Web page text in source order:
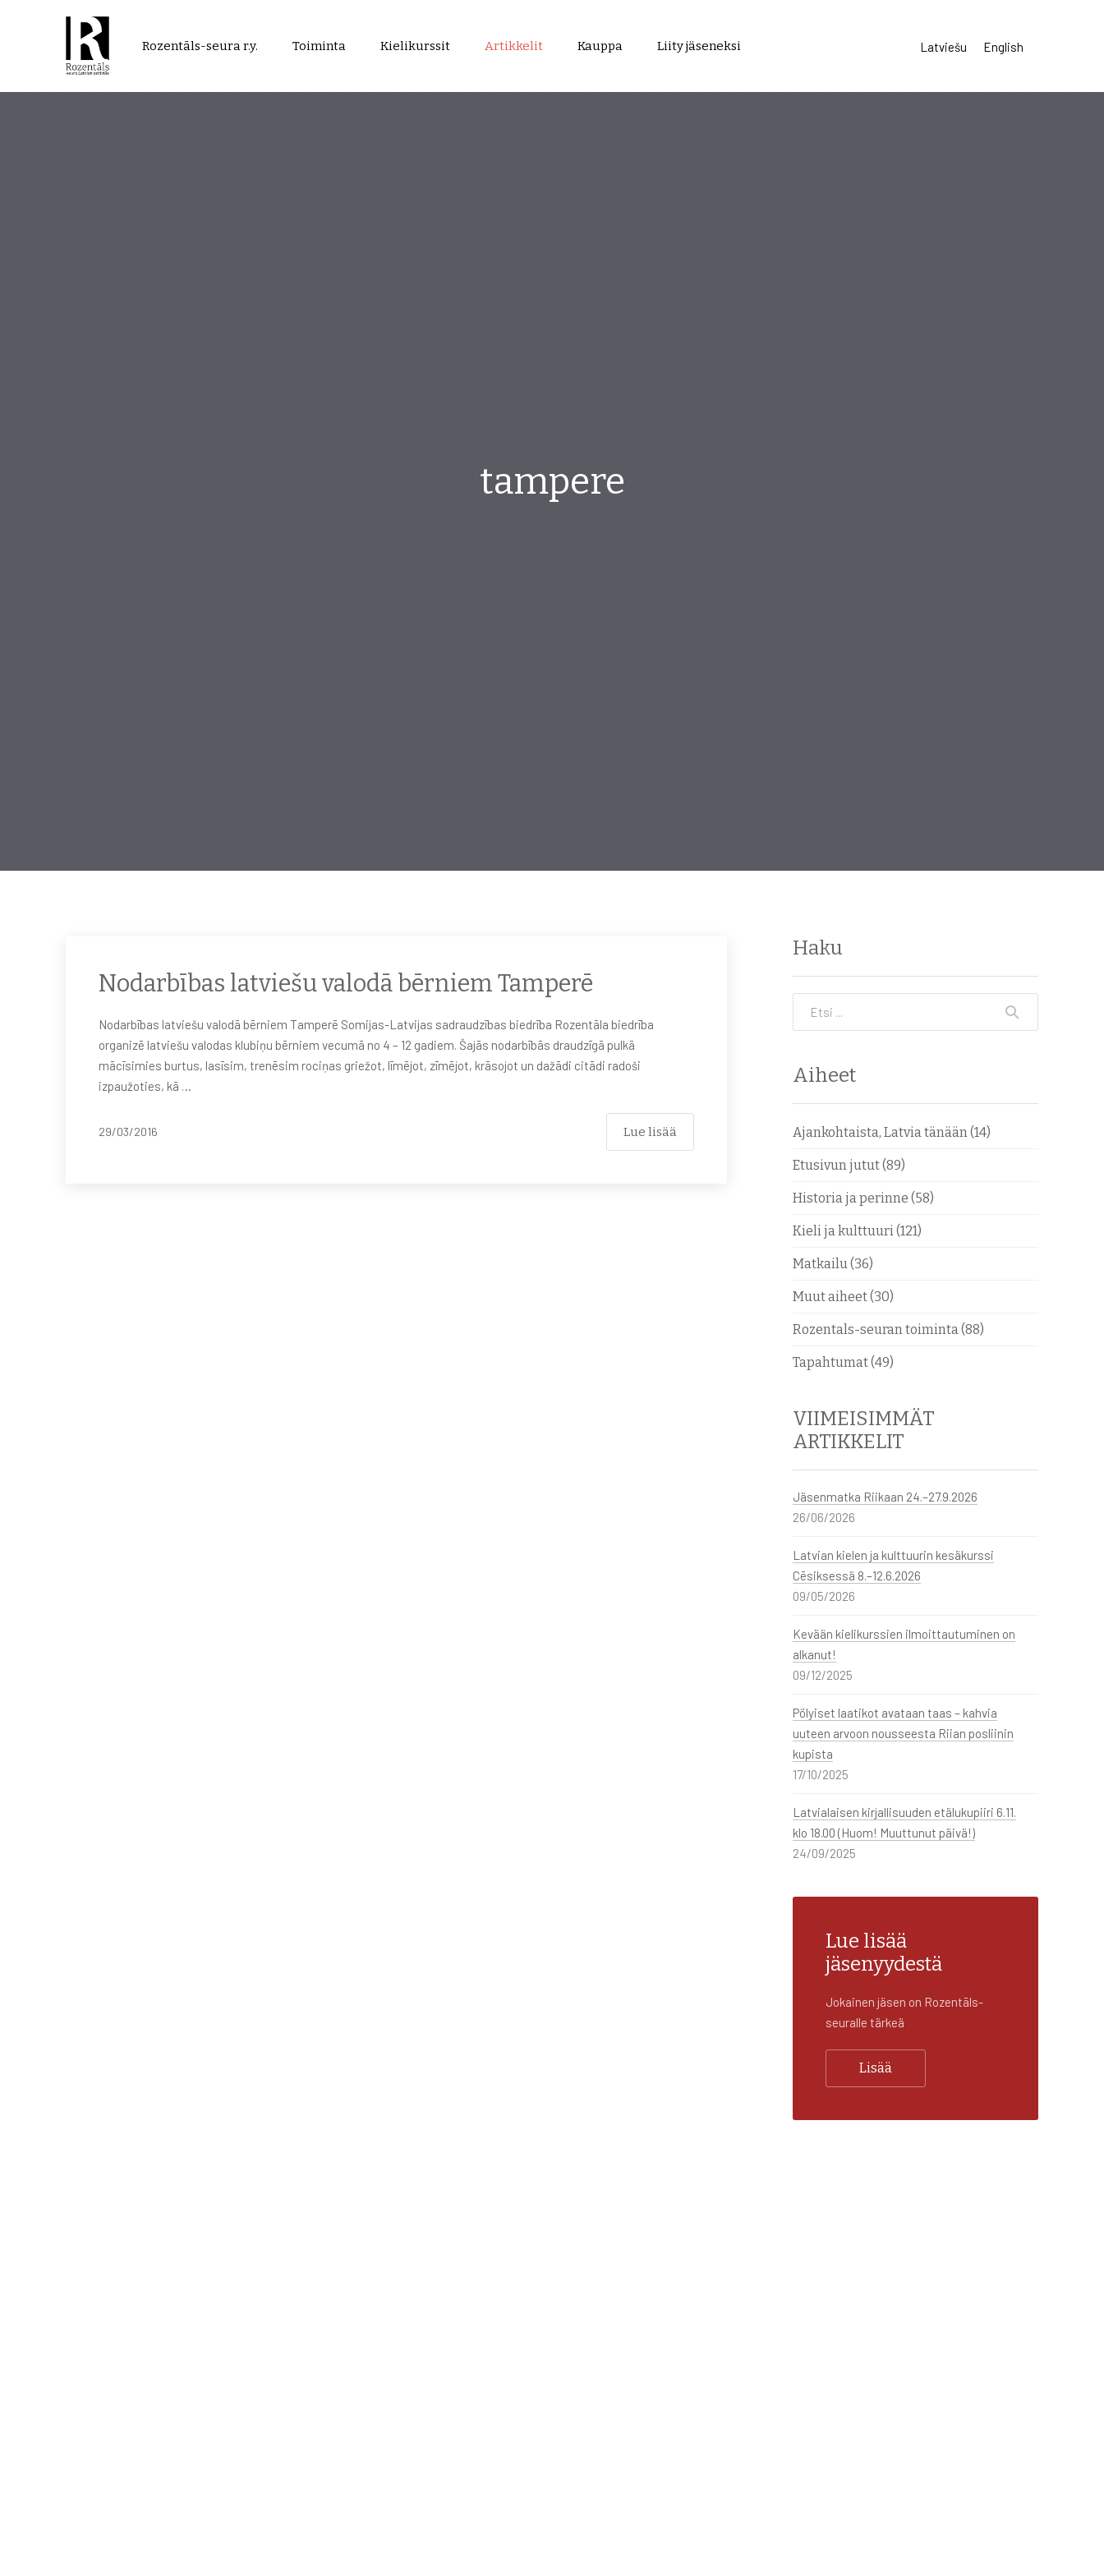
Rozentāls-
seura
Rozentāls-seura r.y. Toiminta Kielikurssit Artikkelit Kauppa Liity jäseneksi Latviešu English
tampere
Nodarbības latviešu valodā bērniem Tamperē
Nodarbības latviešu valodā bērniem Tamperē Somijas-Latvijas sadraudzības biedrība Rozentāla biedrība
organizē latviešu valodas klubiņu bērniem vecumā no 4 – 12 gadiem. Šajās nodarbībās draudzīgā pulkā
mācīsimies burtus, lasīsim, trenēsim rociņas griežot, līmējot, zīmējot, krāsojot un dažādi citādi radoši
izpaužoties, kā …
29/03/2016 Lue lisää
Haku
Etsi
Aiheet
Ajankohtaista, Latvia tänään (14)
Etusivun jutut(89)
Historia ja perinne (58)
Kieli ja kulttuuri (121)
Matkailu (36)
Muut aiheet(30)
Rozentals-seuran toiminta (88)
Tapahtumat(49)
VIIMEISIMMÄT
ARTIKKELIT
Jäsenmatka Riikaan 24.–27.9.2026
26/06/2026
Latvian kielen ja kulttuurin kesäkurssi
Cēsiksessä 8.–12.6.2026
09/05/2026
Kevään kielikurssien ilmoittautuminen on
alkanut!
09/12/2025
Pölyiset laatikot avataan taas – kahvia
uuteen arvoon nousseesta Riian posliinin
kupista
17/10/2025
Latvialaisen kirjallisuuden etälukupiiri 6.11.
klo 18.00 (Huom! Muuttunut päivä!)
24/09/2025
Lue lisää
jäsenyydestä
Jokainen jäsen on Rozentāls-
seuralle tärkeä
Lisää